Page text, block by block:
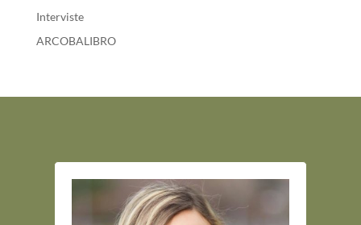
Interviste
ARCOBALIBRO